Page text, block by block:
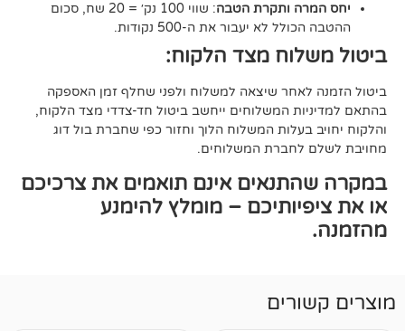
ותקרת הטבה
: שווי 100 נק׳ = 20 שח, סכום
לא יעבור את ה-500 נקודות.
מצד הלקוח:
שיצאה למשלוח ולפני שחלף זמן האספקה
המשלוחים ייחשב ביטול חד-צדדי מצד הלקוח,
המשלוח הלוך וחזור כפי שחברת בול דוג
המשלוחים.
אינם תואמים את צרכיכם
– מומלץ להימנע